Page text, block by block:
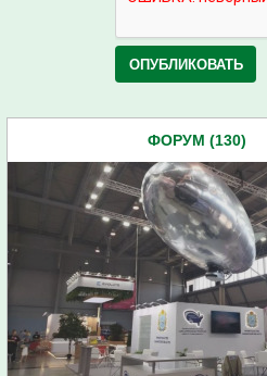
ФОРУМ (130)